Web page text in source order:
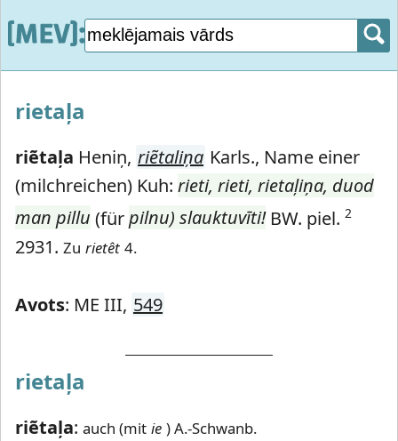
rietaļa
riẽtaļa Heniņ, riẽtaliņa Karls., Name einer
(milchreichen) Kuh: rieti, rieti, rietaļiņa, duod
man pillu (fürpilnu) slauktuvīti!BW. piel. 2
2931. Zu rietêt 4.
Avots: ME III, 549
rietaļa
riẽtaļa: auch (mit ie ) A.-Schwanb.